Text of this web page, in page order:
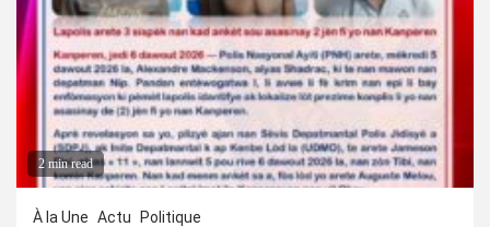
2 min read
À la Une Actu Politique